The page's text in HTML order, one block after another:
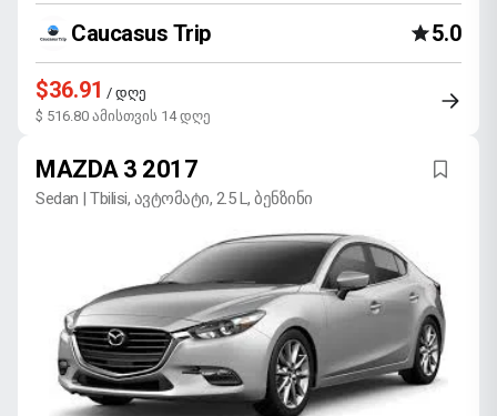
Caucasus Trip 5.0
$36.91 / დღე
$ 516.80 ამისთვის 14 დღე
MAZDA 3 2017
Sedan | Tbilisi, ავტომატი, 2.5 L, ბენზინი